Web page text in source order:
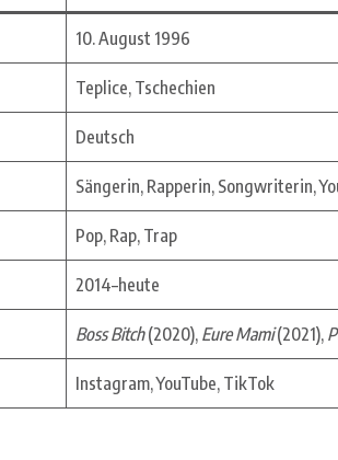
10. August 1996
Teplice, Tschechien
Deutsch
Sängerin, Rapperin, Songwriterin,
Pop, Rap, Trap
2014–heute
Boss Bitch(2020), Eure Mami(2021),
Instagram, YouTube, TikTok